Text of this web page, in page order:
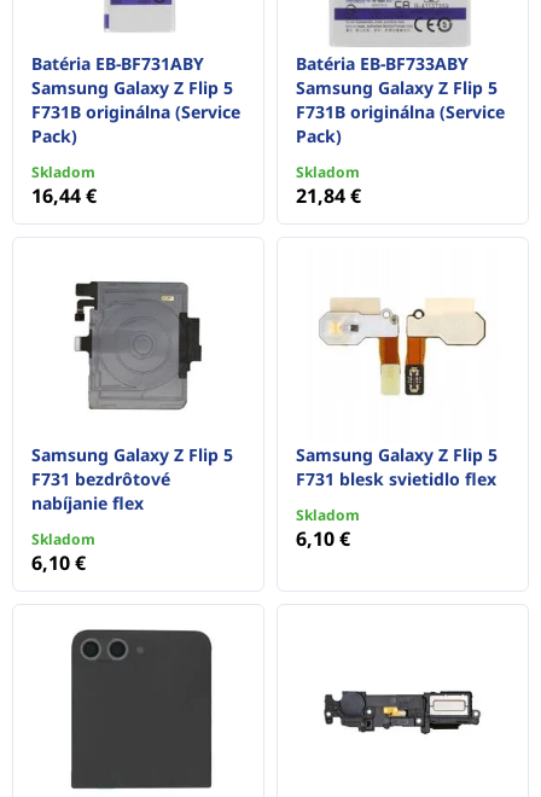
Batéria EB-BF731ABY
Samsung Galaxy Z Flip 5
F731B originálna (Service
Pack)
Skladom
16,44 €
Batéria EB-BF733ABY
Samsung Galaxy Z Flip 5
F731B originálna (Service
Pack)
Skladom
21,84 €
Samsung Galaxy Z Flip 5
F731 bezdrôtové
nabíjanie flex
Skladom
6,10 €
Samsung Galaxy Z Flip 5
F731 blesk svietidlo flex
Skladom
6,10 €